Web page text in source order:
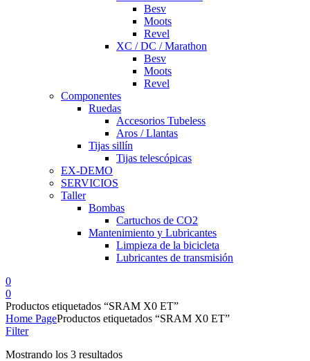
Besv
Moots
Revel
XC / DC / Marathon
Besv
Moots
Revel
Componentes
Ruedas
Accesorios Tubeless
Aros / Llantas
Tijas sillín
Tijas telescópicas
EX-DEMO
SERVICIOS
Taller
Bombas
Cartuchos de CO2
Mantenimiento y Lubricantes
Limpieza de la bicicleta
Lubricantes de transmisión
0
0
Productos etiquetados “SRAM X0 ET”
Home PageProductos etiquetados “SRAM X0 ET”
Filter
Mostrando los 3 resultados